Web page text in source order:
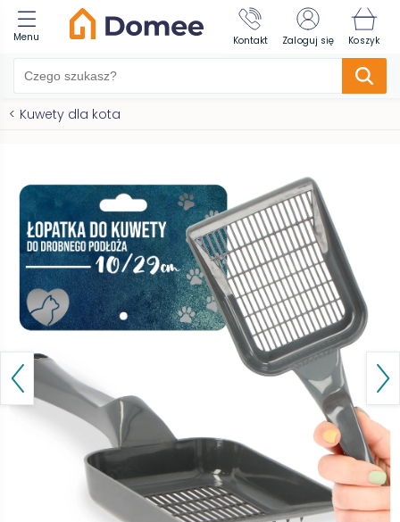
Menu Kontakt Zaloguj się Koszyk
< Kuwety dla kota